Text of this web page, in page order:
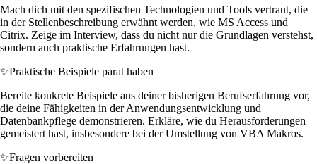
Mach dich mit den spezifischen Technologien und Tools vertraut, die
in der Stellenbeschreibung erwähnt werden, wie MS Access und
Citrix. Zeige im Interview, dass du nicht nur die Grundlagen verstehst,
sondern auch praktische Erfahrungen hast.
✨Praktische Beispiele parat haben
Bereite konkrete Beispiele aus deiner bisherigen Berufserfahrung vor,
die deine Fähigkeiten in der Anwendungsentwicklung und
Datenbankpflege demonstrieren. Erkläre, wie du Herausforderungen
gemeistert hast, insbesondere bei der Umstellung von VBA Makros.
✨Fragen vorbereiten